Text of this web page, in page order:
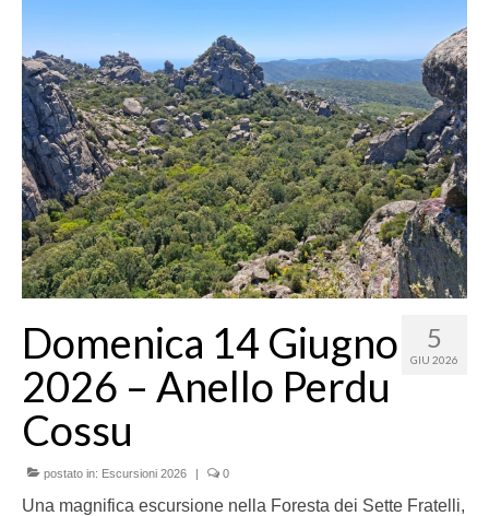
ARRAMPICATA
CICLOESCURSIONISMO
TORRENTISMO
5
GIU 2026
Domenica 14 Giugno
2026 – Anello Perdu
Cossu
postato in: Escursioni 2026 | 0
Una magnifica escursione nella Foresta dei Sette Fratelli,